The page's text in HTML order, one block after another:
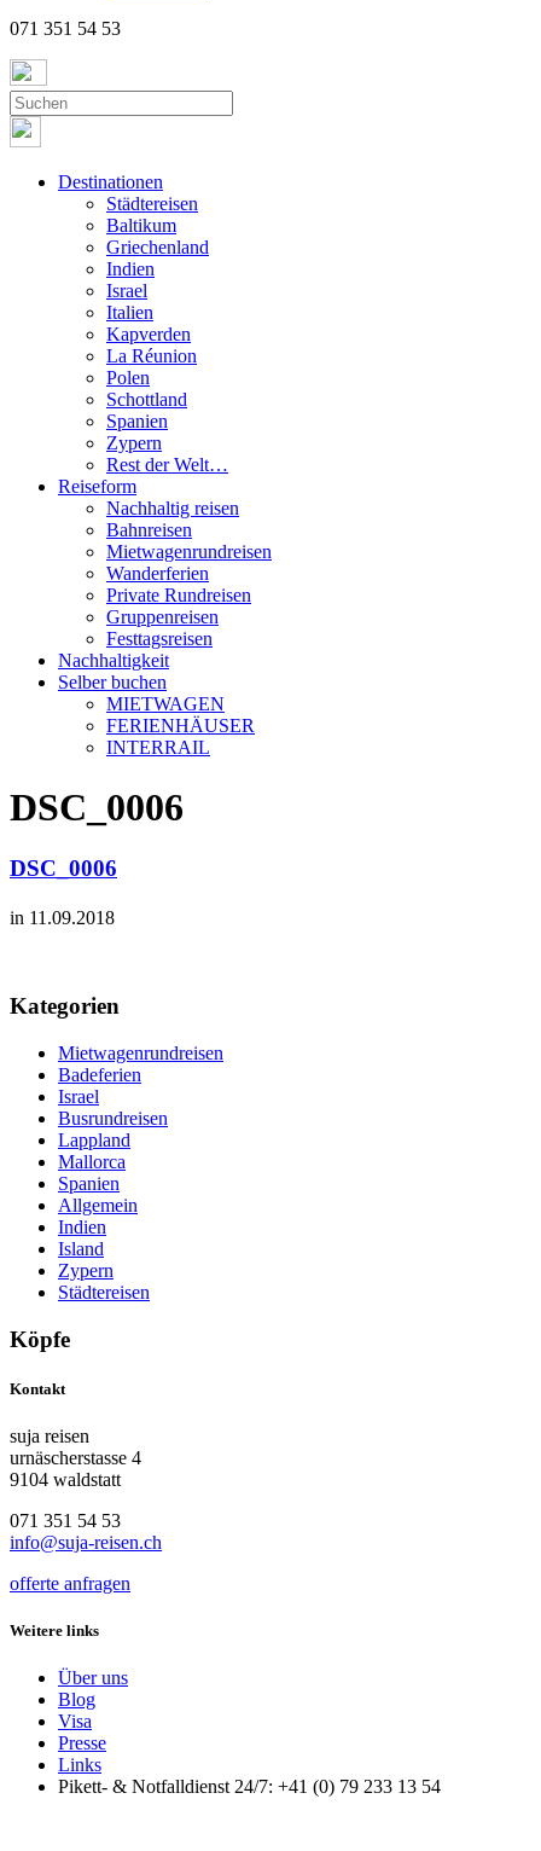
071 351 54 53
Destinationen
Städtereisen
Baltikum
Griechenland
Indien
Israel
Italien
Kapverden
La Réunion
Polen
Schottland
Spanien
Zypern
Rest der Welt…
Reiseform
Nachhaltig reisen
Bahnreisen
Mietwagenrundreisen
Wanderferien
Private Rundreisen
Gruppenreisen
Festtagsreisen
Nachhaltigkeit
Selber buchen
MIETWAGEN
FERIENHÄUSER
INTERRAIL
DSC_0006
DSC_0006
in 11.09.2018
Kategorien
Mietwagenrundreisen
Badeferien
Israel
Busrundreisen
Lappland
Mallorca
Spanien
Allgemein
Indien
Island
Zypern
Städtereisen
Köpfe
Kontakt
suja reisen
urnäscherstasse 4
9104 waldstatt
071 351 54 53
info@suja-reisen.ch
offerte anfragen
Weitere links
Über uns
Blog
Visa
Presse
Links
Pikett- & Notfalldienst 24/7: +41 (0) 79 233 13 54